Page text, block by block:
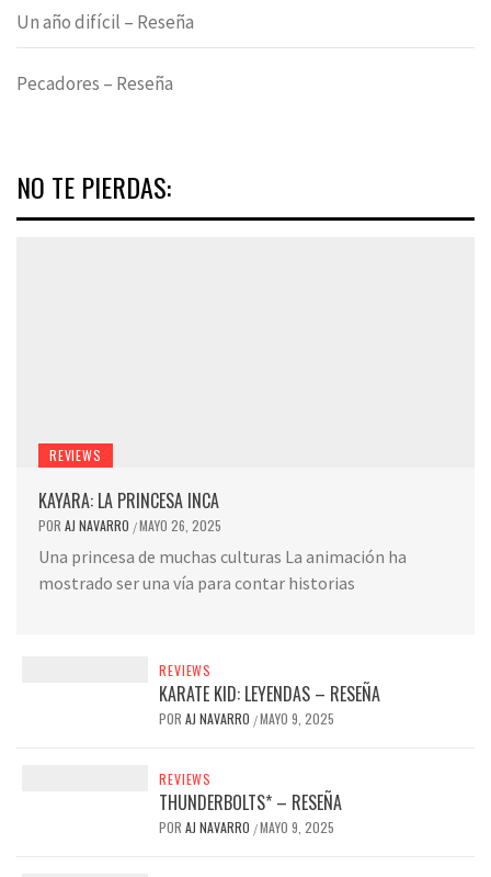
Un año difícil – Reseña
Pecadores – Reseña
NO TE PIERDAS:
REVIEWS
KAYARA: LA PRINCESA INCA
POR AJ NAVARRO /MAYO 26, 2025
Una princesa de muchas culturas La animación ha
mostrado ser una vía para contar historias
REVIEWS
KARATE KID: LEYENDAS – RESEÑA
POR AJ NAVARRO /MAYO 9, 2025
REVIEWS
THUNDERBOLTS* – RESEÑA
POR AJ NAVARRO /MAYO 9, 2025